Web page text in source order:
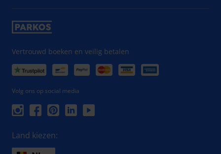
Vertrouwd boeken en veilig betalen
Volg ons op social media
Land kiezen: